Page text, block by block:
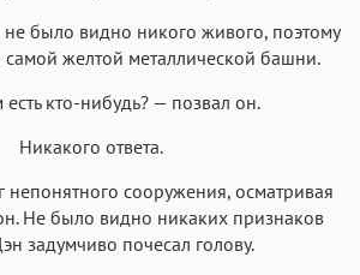
было видно никого живого, поэтому
желтой металлической башни.
кто-нибудь? — позвал он.
Никакого ответа.
сооружения, осматривая
Не было видно никаких признаков
задумчиво почесал голову.